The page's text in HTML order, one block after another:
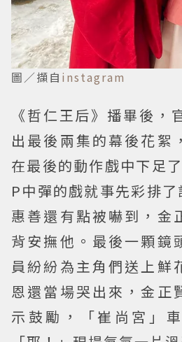
圖／擷自 instagram
《哲仁王后》播畢後，
出最後兩集的幕後花絮
在最後的動作戲中下足
P中彈的戲就事先彩排
惠善還有點被嚇到，金
背安撫他。最後一顆鏡
員紛紛為主角們送上鮮
恩還當場哭出來，金正
示鼓勵，「崔尚宮」